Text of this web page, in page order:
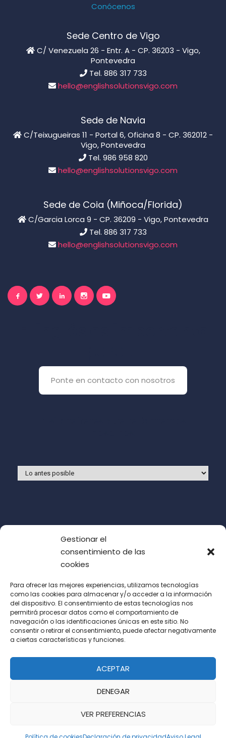
Gestionar el
consentimiento de las
cookies
Para ofrecer las mejores experiencias, utilizamos tecnologías
como las cookies para almacenar y/o acceder a la información
del dispositivo. El consentimiento de estas tecnologías nos
permitirá procesar datos como el comportamiento de
navegación o las identificaciones únicas en este sitio. No
consentir o retirar el consentimiento, puede afectar negativamente
a ciertas características y funciones.
ACEPTAR
DENEGAR
VER PREFERENCIAS
Conócenos
Sede Centro de Vigo
C/ Venezuela 26 - Entr. A - CP. 36203 - Vigo,
Pontevedra
Tel. 886 317 733
hello@englishsolutionsvigo.com
Sede de Navia
C/Teixugueiras 11 - Portal 6, Oficina 8 - CP. 362012 -
Vigo, Pontevedra
Tel. 986 958 820
hello@englishsolutionsvigo.com
Sede de Coia (Miñoca/Florida)
C/Garcia Lorca 9 - CP. 36209 - Vigo, Pontevedra
Tel. 886 317 733
hello@englishsolutionsvigo.com
Ponte en contacto con nosotros
Acepto las condiciones de uso (LOPD)